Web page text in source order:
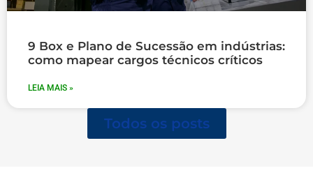
9 Box e Plano de Sucessão em indústrias:
como mapear cargos técnicos críticos
LEIA MAIS »
Todos os posts